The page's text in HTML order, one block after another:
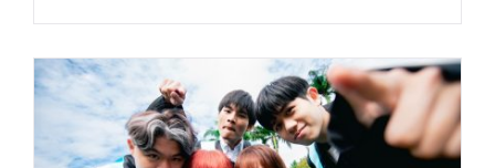
全文 "「街聲音樂獎」釋出音樂人受訪花絮：告
五人自嘲「demo比CD好聽」、黃宣封街聲「神
聖的平台」"